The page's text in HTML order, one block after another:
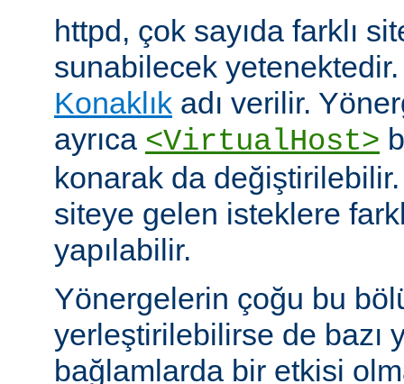
httpd, çok sayıda farklı
sunabilecek
Konaklık adı verilir.
ayrıca <VirtualHost>
konarak da
siteye gelen isteklere
yapılabilir.
Yönergelerin çoğu bu
yerleştirilebilirse de bazı
bağlamlarda bir etkisi